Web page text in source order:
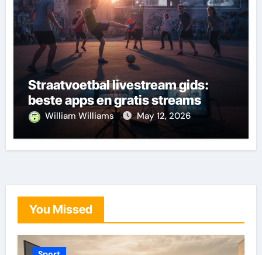
Straatvoetbal livestream gids:
beste apps en gratis streams
William Williams May 12, 2026
You Missed